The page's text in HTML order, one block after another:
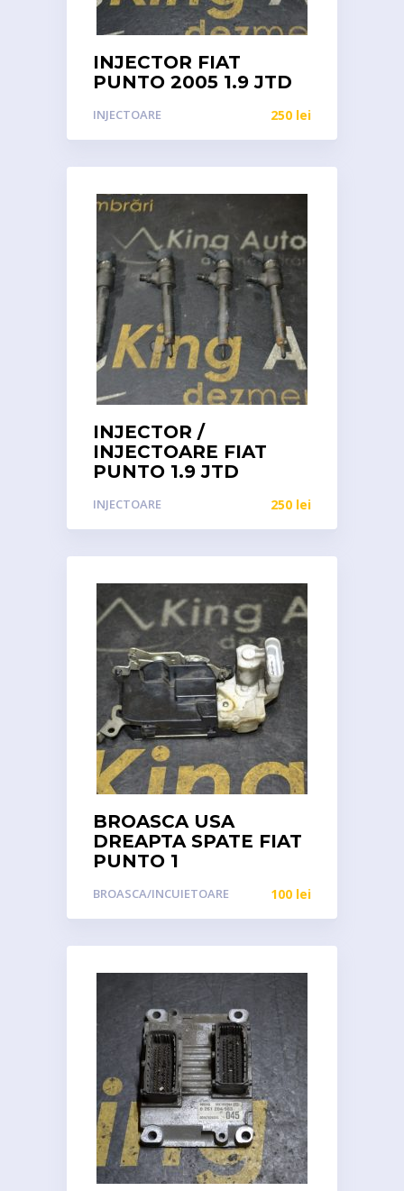
INJECTOR FIAT
PUNTO 2005 1.9 JTD
INJECTOARE 250 lei
INJECTOR /
INJECTOARE FIAT
PUNTO 1.9 JTD
INJECTOARE 250 lei
BROASCA USA
DREAPTA SPATE FIAT
PUNTO 1
BROASCA/INCUIETOARE 100 lei